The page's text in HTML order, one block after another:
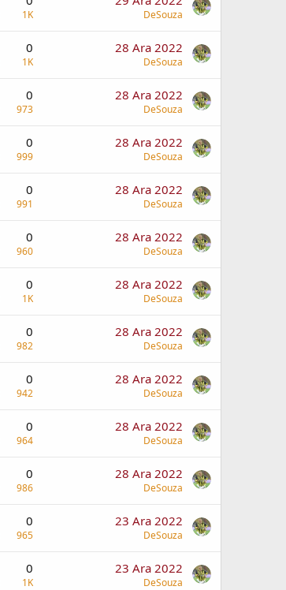
1K DeSouza
0
1K
28 Ara 2022
DeSouza
0
973
28 Ara 2022
DeSouza
0
999
28 Ara 2022
DeSouza
0
991
28 Ara 2022
DeSouza
0
960
28 Ara 2022
DeSouza
0
1K
28 Ara 2022
DeSouza
0
982
28 Ara 2022
DeSouza
0
942
28 Ara 2022
DeSouza
0
964
28 Ara 2022
DeSouza
0
986
28 Ara 2022
DeSouza
0
965
23 Ara 2022
DeSouza
0
1K
23 Ara 2022
DeSouza